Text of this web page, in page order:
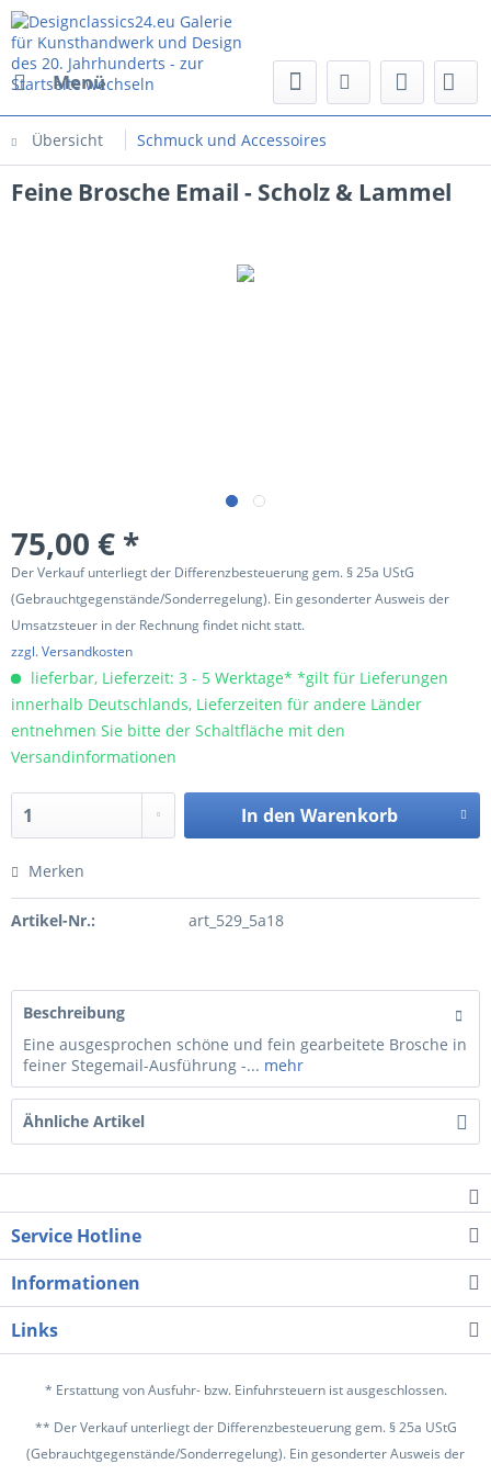
Menü
Übersicht Schmuck und Accessoires
Feine Brosche Email - Scholz & Lammel
75,00 € *
Der Verkauf unterliegt der Differenzbesteuerung gem. § 25a UStG
(Gebrauchtgegenstände/Sonderregelung). Ein gesonderter Ausweis der
Umsatzsteuer in der Rechnung findet nicht statt.
zzgl. Versandkosten
lieferbar, Lieferzeit: 3 - 5 Werktage* *gilt für Lieferungen
innerhalb Deutschlands, Lieferzeiten für andere Länder
entnehmen Sie bitte der Schaltfläche mit den
Versandinformationen
In den Warenkorb
Merken
Artikel-Nr.: art_529_5a18
Beschreibung
Eine ausgesprochen schöne und fein gearbeitete Brosche in
feiner Stegemail-Ausführung -... mehr
Ähnliche Artikel
Service Hotline
Informationen
Links
* Erstattung von Ausfuhr- bzw. Einfuhrsteuern ist ausgeschlossen.
** Der Verkauf unterliegt der Differenzbesteuerung gem. § 25a UStG
(Gebrauchtgegenstände/Sonderregelung). Ein gesonderter Ausweis der